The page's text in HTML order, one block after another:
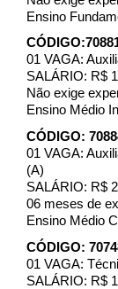
Ensino
01 VAGA:
SALÁRIO: R$
Não exige
Ensino Médio
CÓDIGO:
01 VAGA:
(A)
SALÁRIO: R$
06 meses de
Ensino Médio
CÓDIGO:
01 VAGA:
SALÁRIO: R$